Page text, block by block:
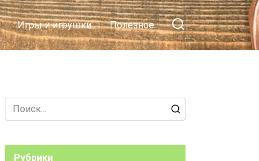
Игры и игрушки Полезное
Search
for:
Рубрики